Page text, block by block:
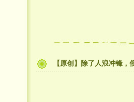
【原创】除了人浪冲锋，